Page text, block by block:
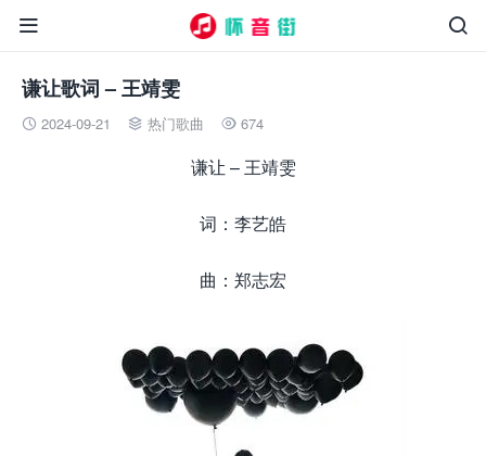


谦让歌词 – 王靖雯
 2024-09-21  热门歌曲  674
谦让 – 王靖雯
词：李艺皓
曲：郑志宏